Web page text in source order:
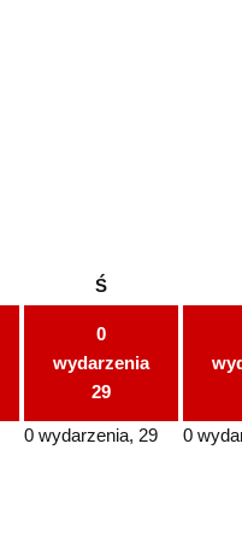
Ś
0
wydarzenia
29
0 wydarzenia, 29 0